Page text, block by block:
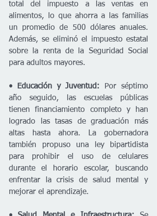
total del impuesto a las ventas en
alimentos, lo que ahorra a las familias
un promedio de 500 dólares anuales.
Además, se eliminó el impuesto estatal
sobre la renta de la Seguridad Social
para adultos mayores.
• Educación y Juventud: Por séptimo
año seguido, las escuelas públicas
tienen financiamiento completo y han
logrado las tasas de graduación más
altas hasta ahora. La gobernadora
también propuso una ley bipartidista
para prohibir el uso de celulares
durante el horario escolar, buscando
enfrentar la crisis de salud mental y
mejorar el aprendizaje.